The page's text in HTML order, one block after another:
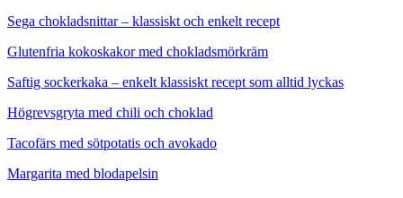
Sega chokladsnittar – klassiskt och enkelt recept
Glutenfria kokoskakor med chokladsmörkräm
Saftig sockerkaka – enkelt klassiskt recept som alltid lyckas
Högrevsgryta med chili och choklad
Tacofärs med sötpotatis och avokado
Margarita med blodapelsin